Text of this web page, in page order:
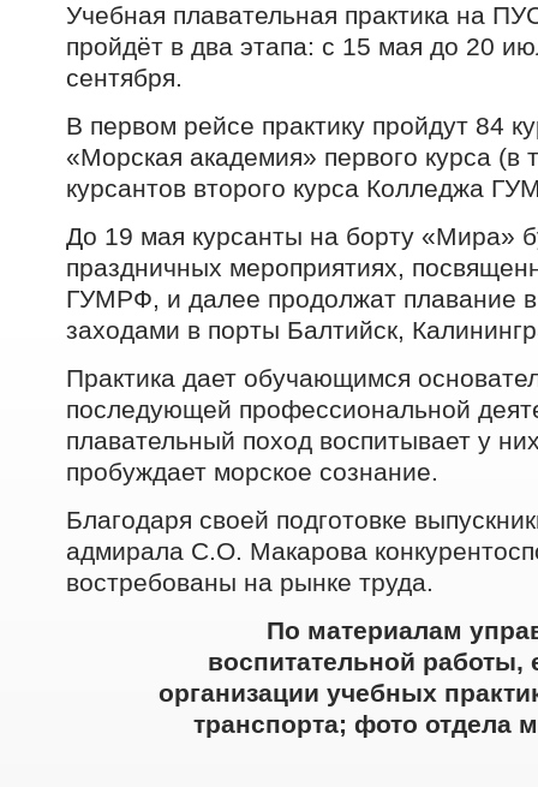
Учебная плавательная практика на
пройдёт в два этапа: с 15 мая до 20
сентября.
В первом рейсе практику пройдут 84
«Морская академия» первого курса (в
курсантов второго курса Колледжа
До 19 мая курсанты на борту «Мира»
праздничных мероприятиях,
ГУМРФ, и далее продолжат плавание
заходами в порты Балтийск,
Практика дает обучающимся
последующей профессиональной
плавательный поход воспитывает у
пробуждает морское сознание.
Благодаря своей подготовке
адмирала С.О. Макарова
востребованы на рынке труда.
По материалам
воспитательной работы,
организации учебных
транспорта; фото отдела